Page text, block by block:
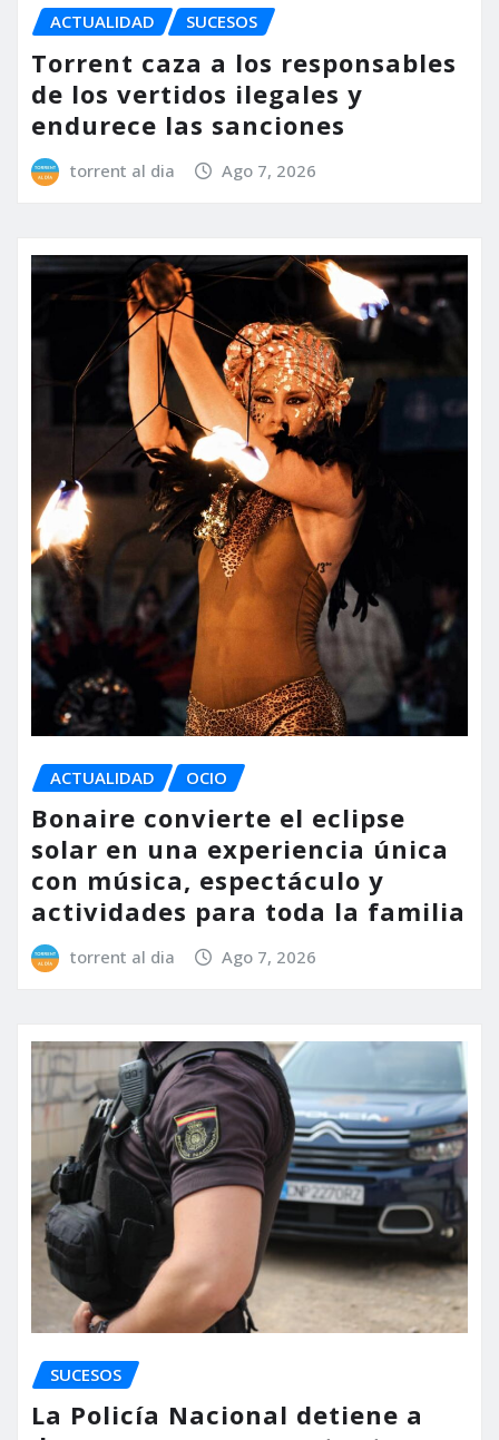
ACTUALIDAD SUCESOS
Torrent caza a los responsables
de los vertidos ilegales y
endurece las sanciones
torrent al dia Ago 7, 2026
ACTUALIDAD OCIO
Bonaire convierte el eclipse
solar en una experiencia única
con música, espectáculo y
actividades para toda la familia
torrent al dia Ago 7, 2026
SUCESOS
La Policía Nacional detiene a